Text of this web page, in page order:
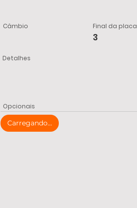
Câmbio Final da placa
3
Detalhes
Opcionais
Carregando...